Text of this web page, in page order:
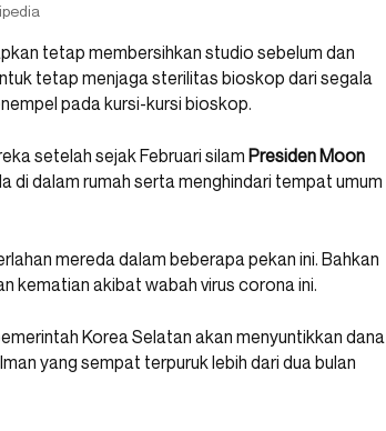
tetap membersihkan studio sebelum dan
tetap menjaga sterilitas bioskop dari segala
pada kursi-kursi bioskop.
setelah sejak Februari silam Presiden Moon
dalam rumah serta menghindari tempat umum
mereda dalam beberapa pekan ini. Bahkan
kematian akibat wabah virus corona ini.
Korea Selatan akan menyuntikkan dana
yang sempat terpuruk lebih dari dua bulan